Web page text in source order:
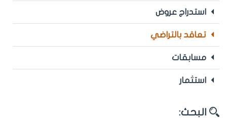
استدراج عروض
تعاقد بالتراضي
مسابقات
استثمار
البحث: